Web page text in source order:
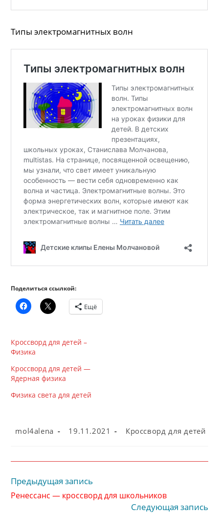
Типы электромагнитных волн
Поделиться ссылкой:
Ещё
Кроссворд для детей –
Физика
Кроссворд для детей —
Ядерная физика
Физика света для детей
Автор
mol4alena
Запись
19.11.2021
Рубрика
записи:
Кроссворд для детей
Читать
статьи
Предыдущая запись
Ренессанс — кроссворд для школьников
Следующая запись